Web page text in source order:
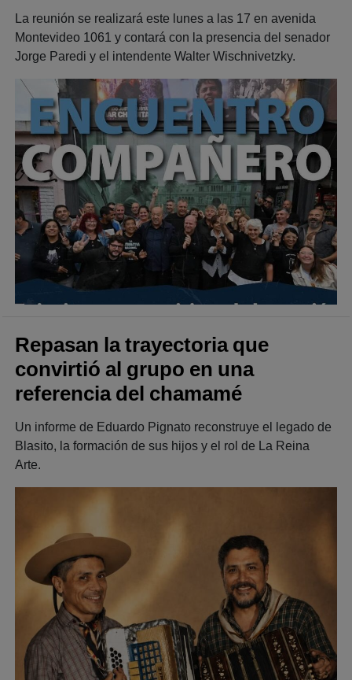
La reunión se realizará este lunes a las 17 en avenida
Montevideo 1061 y contará con la presencia del senador
Jorge Paredi y el intendente Walter Wischnivetzky.
Repasan la trayectoria que
convirtió al grupo en una
referencia del chamamé
Un informe de Eduardo Pignato reconstruye el legado de
Blasito, la formación de sus hijos y el rol de La Reina
Arte.